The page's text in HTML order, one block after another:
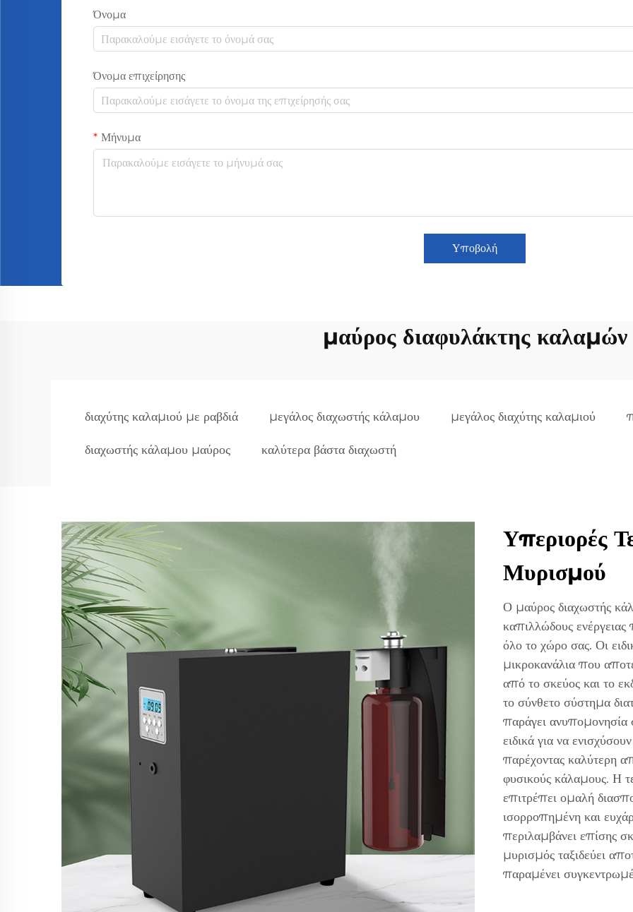
Όνομα
Όνομα επιχείρησης
Μήνυμα
Υποβολή
μαύρος διαφυλάκτης καλαμών
διαχύτης καλαμιού με ραβδιά μεγάλος διαχωστής κάλαμου μεγάλος διαχύτης καλαμιού
διαχωστής κάλαμου μαύρος καλύτερα βάστα διαχωστή
Υπεριορές
Μυρισμού
Ο μαύρος διαχωστής
καπιλλώδους
όλο το χώρο σας. Οι
μικροκανάλια που
από το σκεύος και το
το σύνθετο σύστημα
παράγει ανυπομονησία
ειδικά για να
παρέχοντας καλύτερη
φυσικούς κάλαμους. Η
επιτρέπει ομαλή
ισορροπημένη και
περιλαμβάνει επίσης
μυρισμός ταξιδεύει
παραμένει